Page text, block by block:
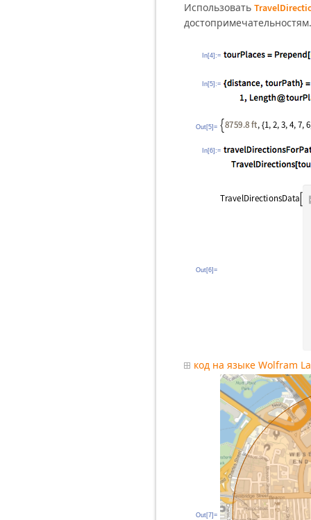
Использовать
достопримечательностям.
In[4]:=
In[5]:=
Out[5]=
In[6]:=
Out[6]=
код на языке Wolfram
Out[7]=